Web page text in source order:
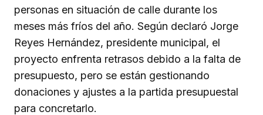
personas en situación de calle durante los
meses más fríos del año. Según declaró Jorge
Reyes Hernández, presidente municipal, el
proyecto enfrenta retrasos debido a la falta de
presupuesto, pero se están gestionando
donaciones y ajustes a la partida presupuestal
para concretarlo.